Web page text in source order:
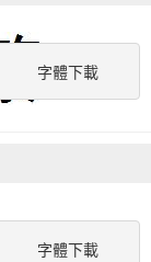
字體下載
字體下載